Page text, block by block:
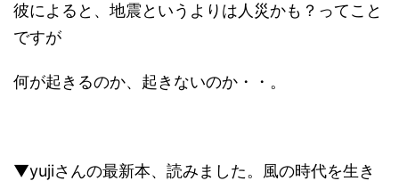
彼によると、地震というよりは人災かも？ってこと
ですが
何が起きるのか、起きないのか・・。
▼yujiさんの最新本、読みました。風の時代を生き